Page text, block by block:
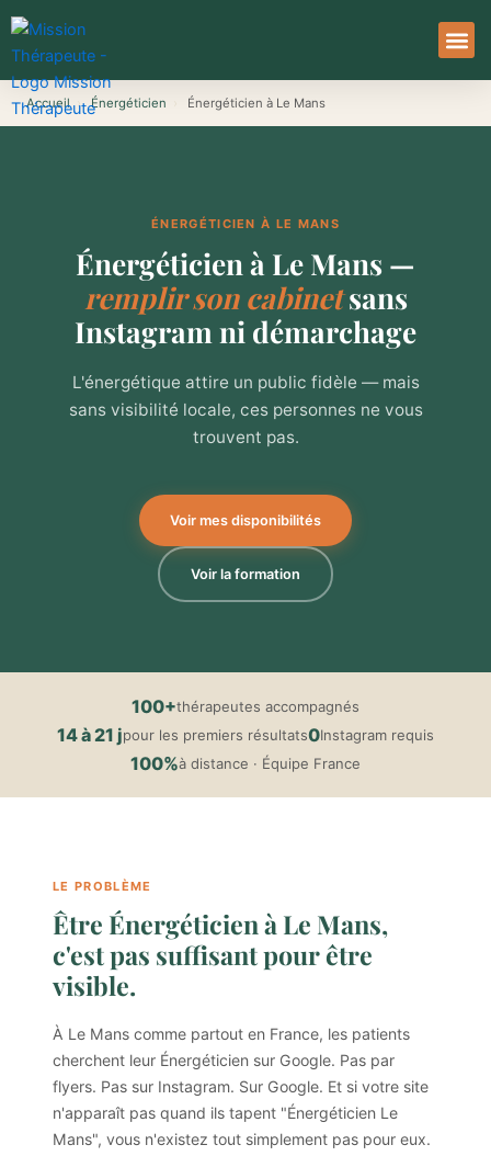
Aller
au
contenu
Accueil › Énergéticien Énergéticien à Le Mans
ÉNERGÉTICIEN À LE MANS
Énergéticien à Le Mans —
remplir son cabinetsans
Instagram ni démarchage
L'énergétique attire un public fidèle — mais
sans visibilité locale, ces personnes ne vous
trouvent pas.
Voir mes disponibilités
Voir la formation
100+thérapeutes accompagnés
14 à 21 jpour les premiers résultats0Instagram requis
100%à distance · Équipe France
LE PROBLÈME
Être Énergéticien à Le Mans,
c'est pas suffisant pour être
visible.
À Le Mans comme partout en France, les patients
cherchent leur Énergéticien sur Google. Pas par
flyers. Pas sur Instagram. Sur Google. Et si votre site
n'apparaît pas quand ils tapent "Énergéticien Le
Mans", vous n'existez tout simplement pas pour eux.